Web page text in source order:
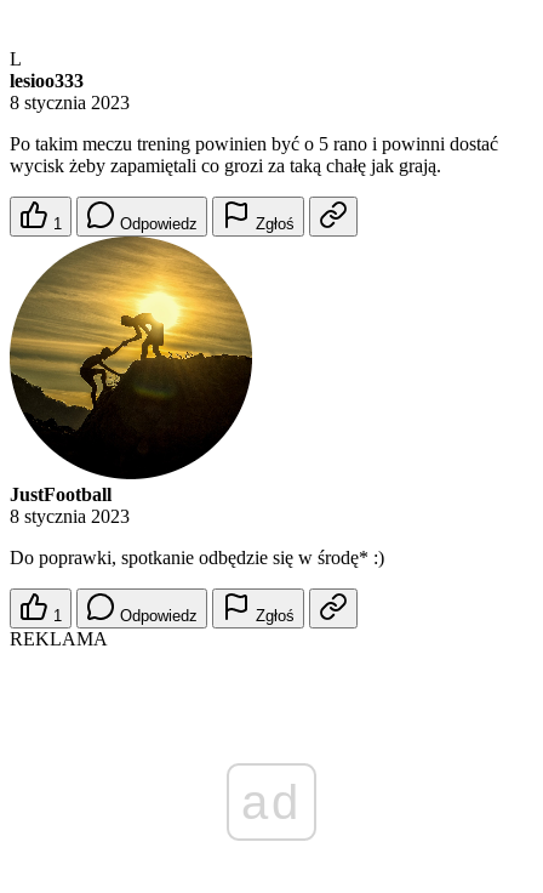
L
lesioo333
8 stycznia 2023
Po takim meczu trening powinien być o 5 rano i powinni dostać
wycisk żeby zapamiętali co grozi za taką chałę jak grają.
1 Odpowiedz Zgłoś
JustFootball
8 stycznia 2023
Do poprawki, spotkanie odbędzie się w środę* :)
1 Odpowiedz Zgłoś
REKLAMA
ad